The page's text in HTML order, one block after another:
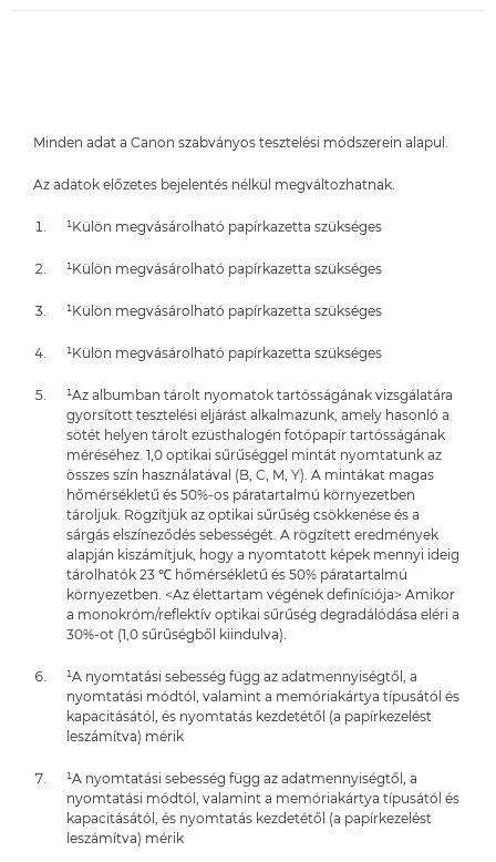
Minden adat a Canon szabványos tesztelési módszerein alapul.
Az adatok előzetes bejelentés nélkül megváltozhatnak.
¹Külön megvásárolható papírkazetta szükséges
¹Külön megvásárolható papírkazetta szükséges
¹Külön megvásárolható papírkazetta szükséges
¹Külön megvásárolható papírkazetta szükséges
¹Az albumban tárolt nyomatok tartósságának vizsgálatára
gyorsított tesztelési eljárást alkalmazunk, amely hasonló a
sötét helyen tárolt ezüsthalogén fotópapír tartósságának
méréséhez. 1,0 optikai sűrűséggel mintát nyomtatunk az
összes szín használatával (B, C, M, Y). A mintákat magas
hőmérsékletű és 50%-os páratartalmú környezetben
tároljuk. Rögzítjük az optikai sűrűség csökkenése és a
sárgás elszíneződés sebességét. A rögzített eredmények
alapján kiszámítjuk, hogy a nyomtatott képek mennyi ideig
tárolhatók 23 ℃ hőmérsékletű és 50% páratartalmú
környezetben. <Az élettartam végének definíciója> Amikor
a monokróm/reflektív optikai sűrűség degradálódása eléri a
30%-ot (1,0 sűrűségből kiindulva).
¹A nyomtatási sebesség függ az adatmennyiségtől, a
nyomtatási módtól, valamint a memóriakártya típusától és
kapacitásától, és nyomtatás kezdetétől (a papírkezelést
leszámítva) mérik
¹A nyomtatási sebesség függ az adatmennyiségtől, a
nyomtatási módtól, valamint a memóriakártya típusától és
kapacitásától, és nyomtatás kezdetétől (a papírkezelést
leszámítva) mérik